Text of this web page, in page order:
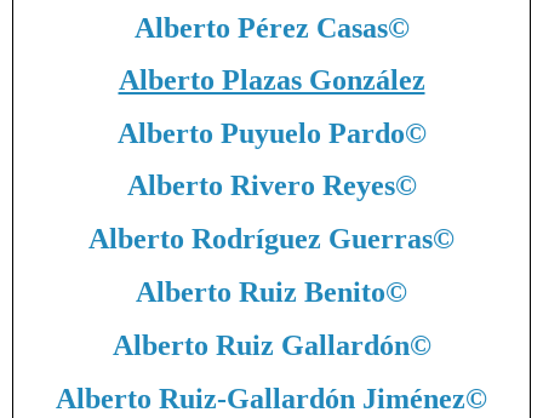
Alberto Pérez Casas©
Alberto Plazas González
Alberto Puyuelo Pardo©
Alberto Rivero Reyes©
Alberto Rodríguez Guerras©
Alberto Ruiz Benito©
Alberto Ruiz Gallardón©
Alberto Ruiz-Gallardón Jiménez©